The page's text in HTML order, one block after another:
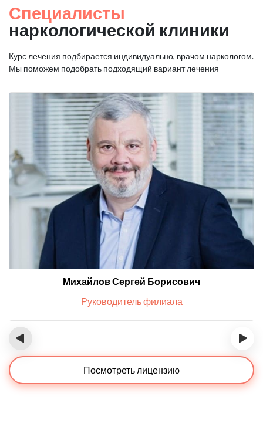
Специалисты
наркологической клиники
Курс лечения подбирается индивидуально, врачом наркологом.
Мы поможем подобрать подходящий вариант лечения
Михайлов Сергей Борисович
Руководитель филиала
‹ ›
Посмотреть лицензию